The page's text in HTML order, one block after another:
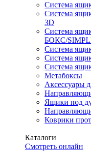
Система
Система
3D
Система
БОКС/
Система
Система
Система
Метабоксы
Аксессуары
Ящики под
Коврики
Каталоги
Смотреть онлайн